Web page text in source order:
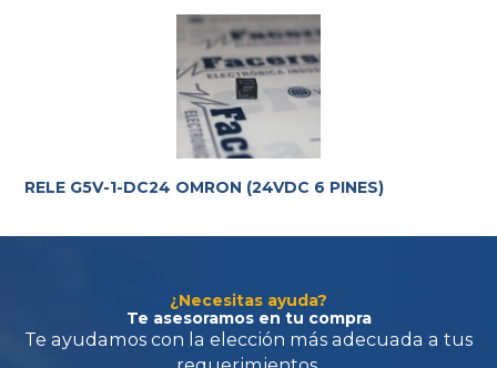
RELE G5V-1-DC24 OMRON (24VDC 6 PINES)
¿Necesitas ayuda?
Te asesoramos en tu compra
Te ayudamos con la elección más adecuada
requerimientos.